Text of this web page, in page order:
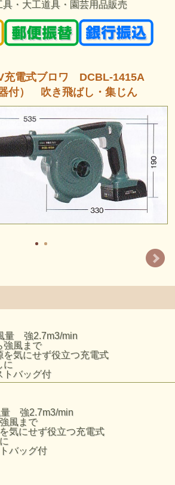
具・大工道具・園芸用品販売
充電式ブロワ DCBL-1415A
器付） 吹き飛ばし・集じん
量 強2.7m3/min
強風まで
気にせず役立つ充電式
に
トバッグ付
量 強2.7m3/min
風まで
気にせず役立つ充電式
バッグ付